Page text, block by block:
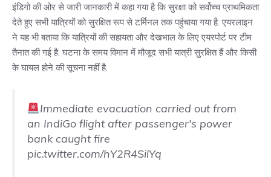
इंडिगो की ओर से जारी जानकारी में कहा गया है कि सुरक्षा को सर्वोच्च प्राथमिकता
देते हुए सभी यात्रियों को सुरक्षित रूप से टर्मिनल तक पहुंचाया गया है. एयरलाइन
ने यह भी बताया कि यात्रियों की सहायता और देखभाल के लिए एयरपोर्ट पर टीम
तैनात की गई है. घटना के समय विमान में मौजूद सभी यात्री सुरक्षित हैं और किसी
के घायल होने की सूचना नहीं है.
Immediate evacuation carried out from
an IndiGo flight after passenger's power
bank caught fire
pic.twitter.com/hY2R4SilYq